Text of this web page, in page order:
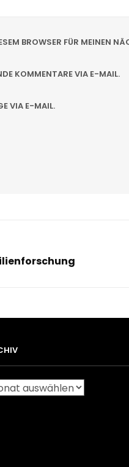
BROWSER FÜR MEINEN
KOMMENTARE VIA E-MAIL.
VIA E-MAIL.